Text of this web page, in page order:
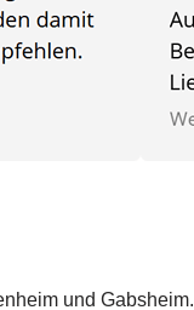
und Gabsheim.